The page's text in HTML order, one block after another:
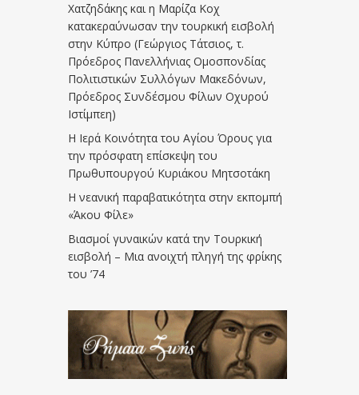
Χατζηδάκης και η Μαρίζα Κοχ
κατακεραύνωσαν την τουρκική εισβολή
στην Κύπρο (Γεώργιος Τάτσιος, τ.
Πρόεδρος Πανελλήνιας Ομοσπονδίας
Πολιτιστικών Συλλόγων Μακεδόνων,
Πρόεδρος Συνδέσμου Φίλων Οχυρού
Ιστίμπεη)
Η Ιερά Κοινότητα του Αγίου Όρους για
την πρόσφατη επίσκεψη του
Πρωθυπουργού Κυριάκου Μητσοτάκη
Η νεανική παραβατικότητα στην εκπομπή
«Άκου Φίλε»
Βιασμοί γυναικών κατά την Τουρκική
εισβολή – Μια ανοιχτή πληγή της φρίκης
του ’74